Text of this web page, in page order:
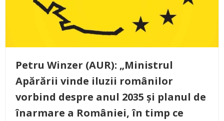
Petru Winzer (AUR): „Ministrul
Apărării vinde iluzii românilor
vorbind despre anul 2035 și planul de
înarmare a României, în timp ce